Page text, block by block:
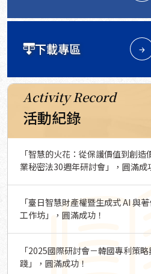
下載專區
Activity Record
活動紀錄
「智慧的火花：從保護價值到創造
業秘密法30週年研討會」，圓滿成
「臺日智慧財產權暨生成式 AI 與
工作坊」，圓滿成功！
「2025國際研討會－韓國專利策
踐」，圓滿成功！